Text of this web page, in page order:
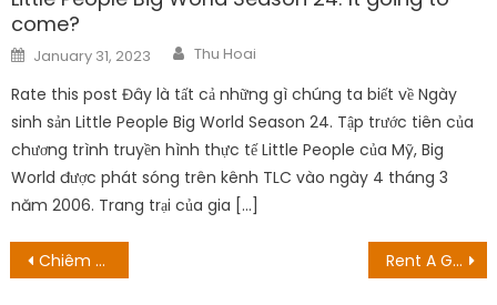
come?
Posted
on
January 31, 2023 Author
Thu Hoai
Rate this post Đây là tất cả những gì chúng ta biết về Ngày
sinh sản Little People Big World Season 24. Tập trước tiên của
chương trình truyền hình thực tế Little People của Mỹ, Big
World được phát sóng trên kênh TLC vào ngày 4 tháng 3
năm 2006. Trang trại của gia […]
Post
Chiêm ngưỡng video tái nhập quá khứ về Raiden Shogun Rent A Girlfriend Season 2 Episode 11: Kazuya’s Promise! Ngày phát hành